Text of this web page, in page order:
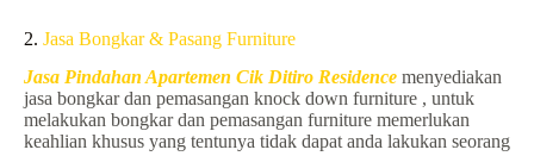
2. Jasa Bongkar & Pasang Furniture
Jasa Pindahan Apartemen Cik Ditiro Residence menyediakan
jasa bongkar dan pemasangan knock down furniture , untuk
melakukan bongkar dan pemasangan furniture memerlukan
keahlian khusus yang tentunya tidak dapat anda lakukan seorang